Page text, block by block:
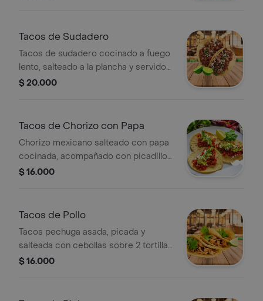
Tacos de Sudadero
Tacos de sudadero cocinado a fuego
lento, salteado a la plancha y servido
sobre dos tortillas con cilantro y
$ 20.000
Tacos de Chorizo con Papa
Chorizo mexicano salteado con papa
cocinada, acompañado con picadillo
de cebolla y cilantro sobre 2 tortillas
$ 16.000
Tacos de Pollo
Tacos pechuga asada, picada y
salteada con cebollas sobre 2 tortillas
de maíz.
$ 16.000